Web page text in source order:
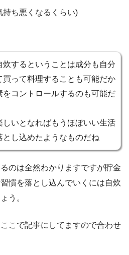
持ち悪くなるくらい)
炊するということは成分も自分
買って料理することも可能だか
をコントロールするのも可能だ
しいとなればもうほぼいい生活
とし込めたようなものだね
のは全然わかりますですが貯金
慣を落とし込んでいくには自炊
う。
こで記事にしてますので合わせ